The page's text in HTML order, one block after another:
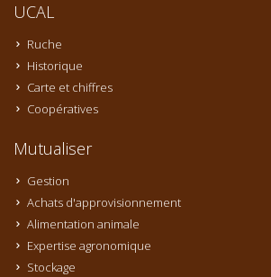
UCAL
Ruche
Historique
Carte et chiffres
Coopératives
Mutualiser
Gestion
Achats d'approvisionnement
Alimentation animale
Expertise agronomique
Stockage